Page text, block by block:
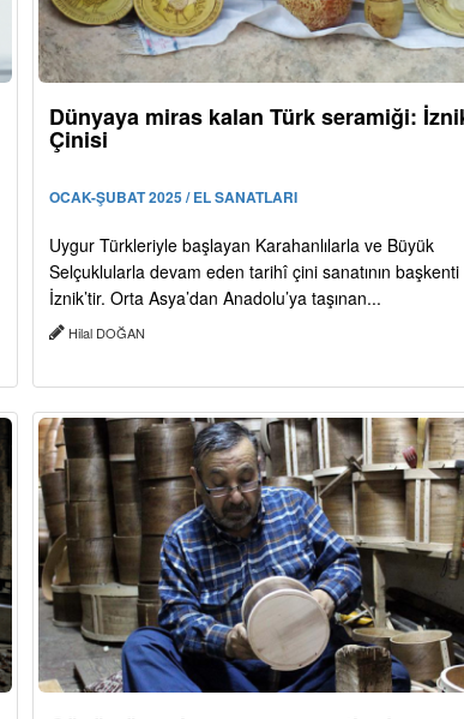
Dünyaya miras kalan Türk seramiği:
Çinisi
OCAK-ŞUBAT 2025 / EL SANATLARI
Uygur Türkleriyle başlayan Karahanlılarla ve Büyük
Selçuklularla devam eden tarihî çini sanatının başkenti
İznik’tir. Orta Asya’dan Anadolu’ya taşınan...
Hilal DOĞAN